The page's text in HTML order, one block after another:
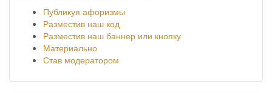
Публикуя афоризмы
Разместив наш код
Разместив наш баннер или кнопку
Материально
Став модератором